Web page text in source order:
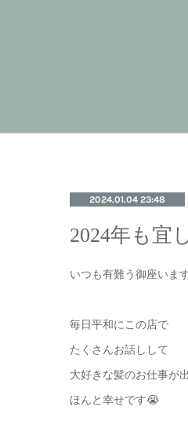
2024.01.04 23:48
2024年も宜
いつも有難う御座いま
毎日平和にこの店で
たくさんお話しして
大好きな髪のお仕事が
ほんと幸せです😭